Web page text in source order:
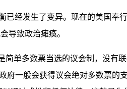
经发生了变异。现在的美国奉
导致政治瘫痪。
单多数票当选的议会制，没有
府一般会获得议会绝对多数票